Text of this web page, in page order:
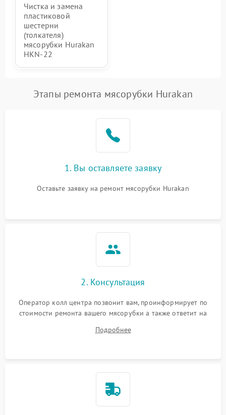
Чистка и замена
пластиковой
шестерни
(толкателя)
мясорубки Hurakan
HKN‑22
Этапы ремонта мясорубки Hurakan
1. Вы оставляете заявку
Оставьте заявку на ремонт мясорубки Hurakan
2. Консультация
Оператор колл центра позвонит вам, проинформирует по
стоимости ремонта вашего мясорубки а также ответит на
Подробнее